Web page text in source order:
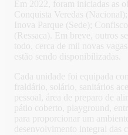
Em 2022, foram iniciadas as
Conquista Veredas
Inova Parque (Sede);
(Ressaca). Em breve, outros
todo, cerca de mil novas
estão sendo disponibilizadas.
Cada unidade foi equipada
fraldário, solário, sanitários
pessoal, área de preparo de
pátio coberto, playground,
para proporcionar um
desenvolvimento integral das